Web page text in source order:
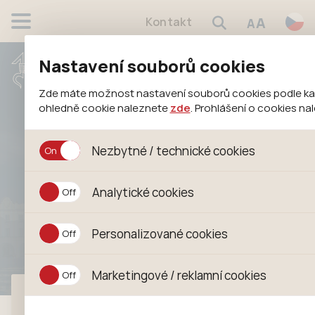
Nastavení souborů cookies
Zde máte možnost nastavení souborů cookies podle
ohledně cookie naleznete zde. Prohlášení o cookies
Nezbytné / technické cookies
Jedná se o technické soubory, které jsou nezbytné
jejich funkcí. Používají se mimo jiné k ukládání
Analytické cookies
Analytické cookies shromažďujeme skriptem
anonymizuje. Po anonymizaci se již nejedná o
Personalizované cookies
Personalizované cookies jsou využívány k
zajišťuje lepší nákupní zkušenosti. Díky nim můžeme
pomůže vyhnout se nevhodným doporučením
Marketingové / reklamní cookies
Kontakt AA
Odpadové
hospodářství
– ostatní
Městský úřad